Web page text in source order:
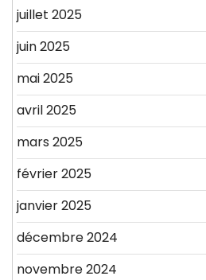
juillet 2025
juin 2025
mai 2025
avril 2025
mars 2025
février 2025
janvier 2025
décembre 2024
novembre 2024